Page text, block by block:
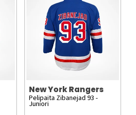
New York Rangers
Pelipaita Zibanejad 93 -
Juniori